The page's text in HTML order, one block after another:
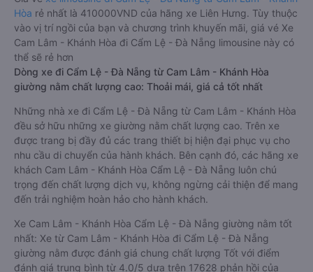
Hòa rẻ nhất là 410000VND của hãng xe Liên Hưng. Tùy thuộc
vào vị trí ngồi của bạn và chương trình khuyến mãi, giá vé Xe
Cam Lâm - Khánh Hòa đi Cẩm Lệ - Đà Nẵng limousine này có
thể sẽ rẻ hơn
Dòng xe đi Cẩm Lệ - Đà Nẵng từ Cam Lâm - Khánh Hòa
giường nằm chất lượng cao: Thoải mái, giá cả tốt nhất
Những nhà xe đi Cẩm Lệ - Đà Nẵng từ Cam Lâm - Khánh Hòa
đều sở hữu những xe giường nằm chất lượng cao. Trên xe
được trang bị đầy đủ các trang thiết bị hiện đại phục vụ cho
nhu cầu di chuyển của hành khách. Bên cạnh đó, các hãng xe
khách Cam Lâm - Khánh Hòa Cẩm Lệ - Đà Nẵng luôn chú
trọng đến chất lượng dịch vụ, không ngừng cải thiện để mang
đến trải nghiệm hoàn hảo cho hành khách.
Xe Cam Lâm - Khánh Hòa Cẩm Lệ - Đà Nẵng giường nằm tốt
nhất: Xe từ Cam Lâm - Khánh Hòa đi Cẩm Lệ - Đà Nẵng
giường nằm được đánh giá chung chất lượng Tốt với điểm
đánh giá trung bình từ 4.0/5 dựa trên 17628 phản hồi của